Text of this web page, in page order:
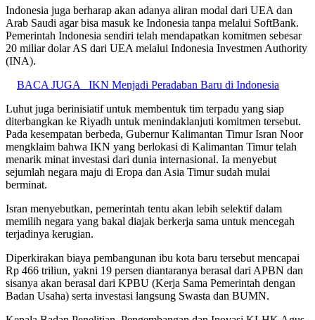
Indonesia juga berharap akan adanya aliran modal dari UEA dan
Arab Saudi agar bisa masuk ke Indonesia tanpa melalui SoftBank.
Pemerintah Indonesia sendiri telah mendapatkan komitmen sebesar
20 miliar dolar AS dari UEA melalui Indonesia Investmen Authority
(INA).
BACA JUGA
IKN Menjadi Peradaban Baru di Indonesia
Luhut juga berinisiatif untuk membentuk tim terpadu yang siap
diterbangkan ke Riyadh untuk menindaklanjuti komitmen tersebut.
Pada kesempatan berbeda, Gubernur Kalimantan Timur Isran Noor
mengklaim bahwa IKN yang berlokasi di Kalimantan Timur telah
menarik minat investasi dari dunia internasional. Ia menyebut
sejumlah negara maju di Eropa dan Asia Timur sudah mulai
berminat.
Isran menyebutkan, pemerintah tentu akan lebih selektif dalam
memilih negara yang bakal diajak berkerja sama untuk mencegah
terjadinya kerugian.
Diperkirakan biaya pembangunan ibu kota baru tersebut mencapai
Rp 466 triliun, yakni 19 persen diantaranya berasal dari APBN dan
sisanya akan berasal dari KPBU (Kerja Sama Pemerintah dengan
Badan Usaha) serta investasi langsung Swasta dan BUMN.